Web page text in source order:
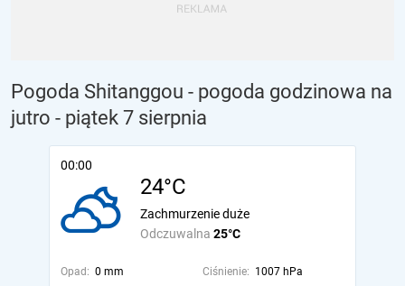
Pogoda Shitanggou - pogoda godzinowa na
jutro - piątek 7 sierpnia
00:00
24°C
Odczuwalna 25°C
Zachmurzenie duże
Opad: 0 mm Ciśnienie: 1007 hPa